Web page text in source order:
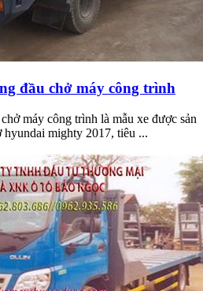
đầu chở máy công trình
máy công trình là mẫu xe được sản
hyundai mighty 2017, tiêu ...